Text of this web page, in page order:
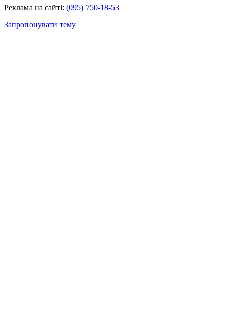
Реклама на сайті: (095) 750-18-53
Запропонувати тему